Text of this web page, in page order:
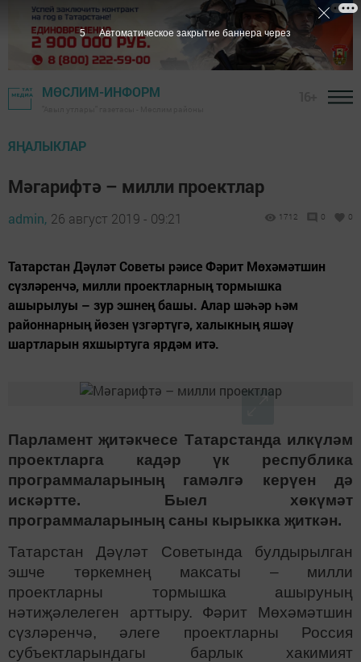
МӨСЛИМ-ИНФОРМ
ЯҢАЛЫКЛАР
Мәгарифтә – милли проектлар
admin, 26 август 2019 - 09:21 1712 0 0
Татарстан Дәүләт Советы рәисе Фәрит Мөхәмәтшин
сүзләренчә, милли проектларның тормышка
ашырылуы – зур эшнең башы. Алар шәһәр һәм
районнарның йөзен үзгәртүгә, халыкның яшәү
шартларын яхшыртуга ярдәм итә.
Парламент җитәкчесе Татарстанда илкүләм
проектларга кадәр үк республика
программаларының гамәлгә керүен дә
искәртте. Быел хөкүмәт
программаларының саны кырыкка җиткән.
Татарстан Дәүләт Советында булдырылган
эшче төркемнең максаты – милли
проектларны тормышка ашыруның
нәтиҗәлелеген арттыру. Фәрит Мөхәмәтшин
сүзләренчә, әлеге проектларны Россия
субъектларындагы барлык хакимият
3 Автоматическое закрытие баннера через